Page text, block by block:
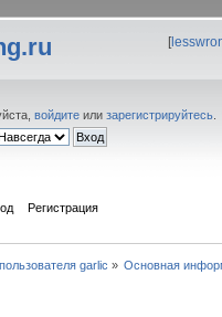
[
войдите или зарегистрируйтесь
Регистрация
garlic » Основная